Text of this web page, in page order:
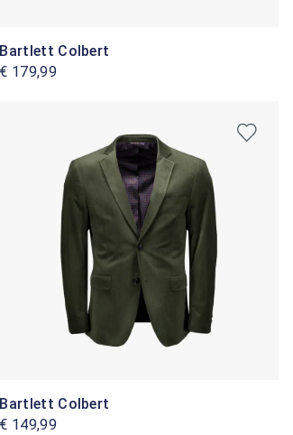
Bartlett Colbert
€ 179,99
Bartlett Colbert
€ 149,99